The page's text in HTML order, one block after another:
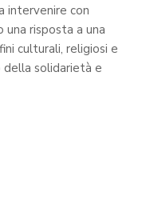
intervenire con
risposta a una
culturali, religiosi e
della solidarietà e